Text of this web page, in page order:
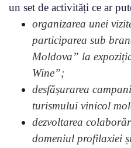
un set de activități ce ar
organizarea unei
participarea sub
Moldova” la
Wine”;
desfășurarea
turismului vinicol
dezvoltarea
domeniul profilaxiei